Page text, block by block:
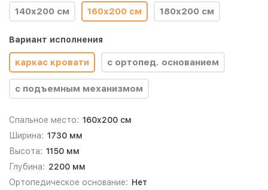
140x200 см 160x200 см 180x200 см
Вариант исполнения
каркас кровати с ортопед. основанием
с подъемным механизмом
Спальное место: 160x200 см
Ширина: 1730 мм
Высота: 1150 мм
Глубина: 2200 мм
Ортопедическое основание: Нет